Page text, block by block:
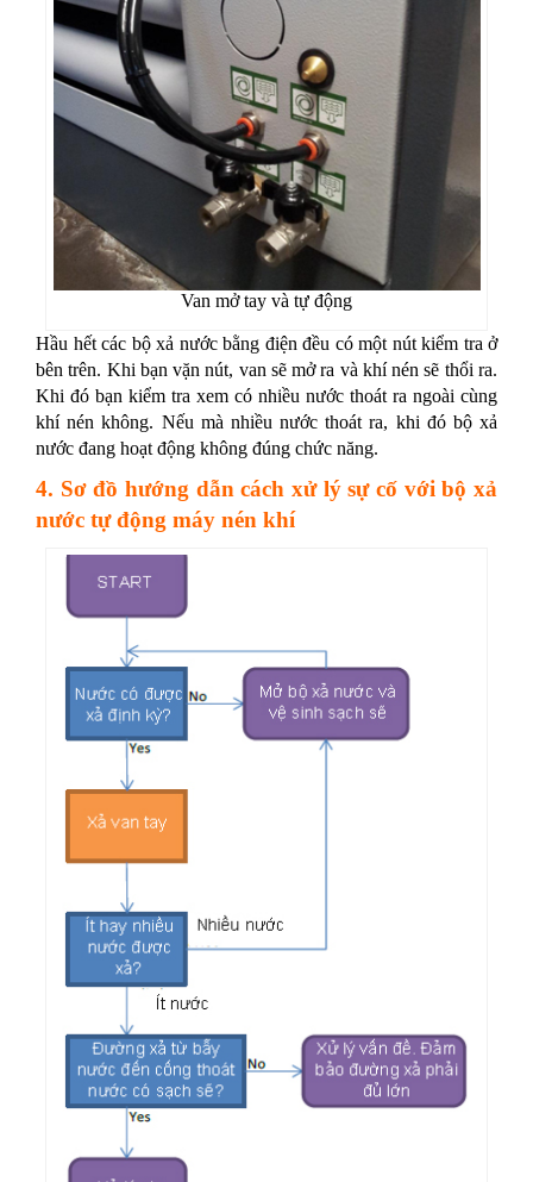
Van mở tay và tự động
Hầu hết các bộ xả nước bằng điện đều có một nút kiểm tra ở
bên trên. Khi bạn vặn nút, van sẽ mở ra và khí nén sẽ thổi ra.
Khi đó bạn kiểm tra xem có nhiều nước thoát ra ngoài cùng
khí nén không. Nếu mà nhiều nước thoát ra, khi đó bộ xả
nước đang hoạt động không đúng chức năng.
4. Sơ đồ hướng dẫn cách xử lý sự cố với bộ xả
nước tự động máy nén khí